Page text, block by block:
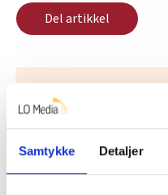
Samtykke Detaljer
Del artikkel
Nå:4stillingsannonser